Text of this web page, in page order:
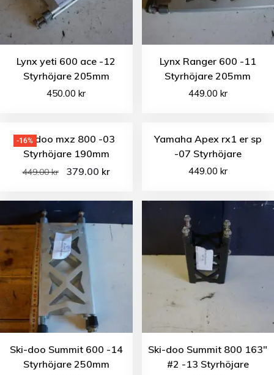
Lynx yeti 600 ace -12
Styrhöjare 205mm
450.00kr
Lynx Ranger 600 -11
Styrhöjare 205mm
449.00 kr
-16%
Ski-doo mxz 800 -03
Styrhöjare 190mm
449.00kr 379.00 kr
Yamaha Apex rx1 er sp
-07 Styrhöjare
449.00 kr
Ski-doo Summit 600 -14
Styrhöjare 250mm
Ski-doo Summit 800 163″
#2 -13 Styrhöjare